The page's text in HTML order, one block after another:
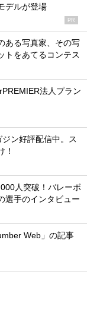
デルが登場
PR
ある写真家、その写
トをあてるコンテス
法人プラン
ジン好評配信中。ス
！
人突破！バレーボ
選手のインタビュー
Web」の記事